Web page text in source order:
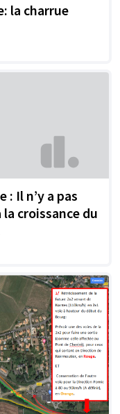
la charrue
Il n’y a pas
croissance du